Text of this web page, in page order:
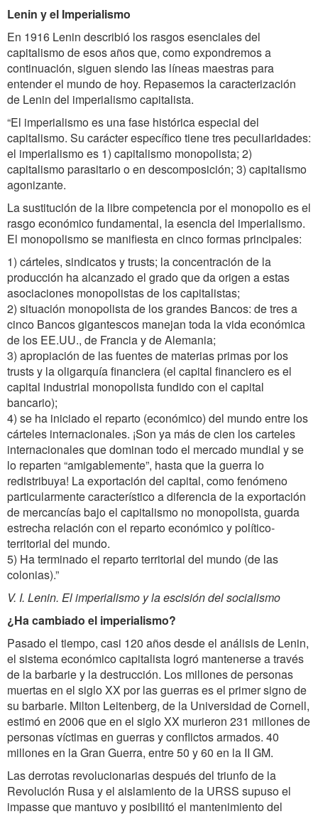
Lenin y el Imperialismo
En 1916 Lenin describió los rasgos esenciales del
capitalismo de esos años que, como expondremos a
continuación, siguen siendo las líneas maestras para
entender el mundo de hoy. Repasemos la caracterización
de Lenin del imperialismo capitalista.
“El imperialismo es una fase histórica especial del
capitalismo. Su carácter específico tiene tres peculiaridades:
el imperialismo es 1) capitalismo monopolista; 2)
capitalismo parasitario o en descomposición; 3) capitalismo
agonizante.
La sustitución de la libre competencia por el monopolio es el
rasgo económico fundamental, la esencia del imperialismo.
El monopolismo se manifiesta en cinco formas principales:
1) cárteles, sindicatos y trusts; la concentración de la
producción ha alcanzado el grado que da origen a estas
asociaciones monopolistas de los capitalistas;
2) situación monopolista de los grandes Bancos: de tres a
cinco Bancos gigantescos manejan toda la vida económica
de los EE.UU., de Francia y de Alemania;
3) apropiación de las fuentes de materias primas por los
trusts y la oligarquía financiera (el capital financiero es el
capital industrial monopolista fundido con el capital
bancario);
4) se ha iniciado el reparto (económico) del mundo entre los
cárteles internacionales. ¡Son ya más de cien los carteles
internacionales que dominan todo el mercado mundial y se
lo reparten “amigablemente”, hasta que la guerra lo
redistribuya! La exportación del capital, como fenómeno
particularmente característico a diferencia de la exportación
de mercancías bajo el capitalismo no monopolista, guarda
estrecha relación con el reparto económico y político-
territorial del mundo.
5) Ha terminado el reparto territorial del mundo (de las
colonias).”
V. I. Lenin. El imperialismo y la escisión del socialismo
¿Ha cambiado el imperialismo?
Pasado el tiempo, casi 120 años desde el análisis de Lenin,
el sistema económico capitalista logró mantenerse a través
de la barbarie y la destrucción. Los millones de personas
muertas en el siglo XX por las guerras es el primer signo de
su barbarie. Milton Leitenberg, de la Universidad de Cornell,
estimó en 2006 que en el siglo XX murieron 231 millones de
personas víctimas en guerras y conflictos armados. 40
millones en la Gran Guerra, entre 50 y 60 en la II GM.
Las derrotas revolucionarias después del triunfo de la
Revolución Rusa y el aislamiento de la URSS supuso el
impasse que mantuvo y posibilitó el mantenimiento del